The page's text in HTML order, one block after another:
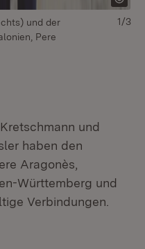
und der
Pere
1/3
und
haben den
Aragonès,
Württemberg und
Verbindungen.